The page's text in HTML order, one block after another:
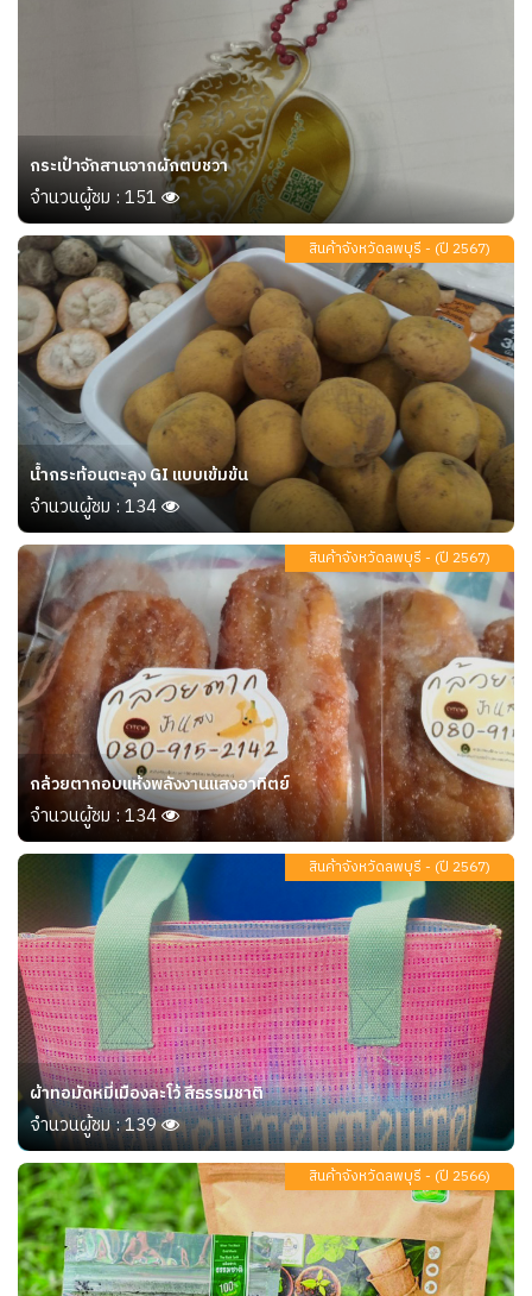
กระเป๋าจักสานจากผักตบชวา
จำนวนผู้ชม : 151
สินค้าจังหวัดลพบุรี - (ปี 2567)
น้ำกระท้อนตะลุง GI แบบเข้มข้น
จำนวนผู้ชม : 134
สินค้าจังหวัดลพบุรี - (ปี 2567)
กล้วยตากอบแห้งพลังงานแสงอาทิตย์
จำนวนผู้ชม : 134
สินค้าจังหวัดลพบุรี - (ปี 2567)
ผ้าทอมัดหมี่เมืองละโว้ สีธรรมชาติ
จำนวนผู้ชม : 139
สินค้าจังหวัดลพบุรี - (ปี 2566)